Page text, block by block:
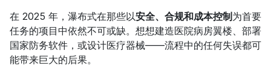
在 2025 年，瀑布式在那些以安全、合规和成本控制 为首要
任务的项目中依然不可或缺。想想建造医院病房翼楼、部署
国家防务软件，或设计医疗器械——流程中的任何失误都可
能带来巨大的后果。